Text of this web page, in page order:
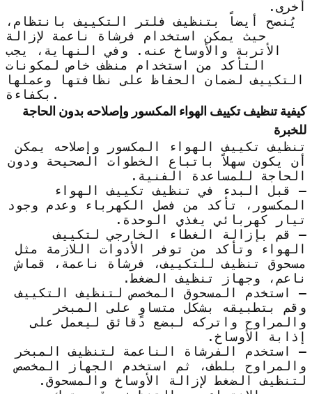
أخرى.
يُنصح أيضاً بتنظيف فلتر التكييف بانتظام،
حيث يمكن استخدام فرشاة ناعمة لإزالة
الأتربة والأوساخ عنه. وفي النهاية، يجب
التأكد من استخدام منظف خاص لمكونات
التكييف لضمان الحفاظ على نظافتها وعملها
بكفاءة.
كيفية تنظيف تكييف الهواء المكسور وإصلاحه بدون الحاجة
للخبرة
تنظيف تكييف الهواء المكسور وإصلاحه يمكن
أن يكون سهلاً باتباع الخطوات الصحيحة ودون
الحاجة للمساعدة الفنية.
– قبل البدء في تنظيف تكييف الهواء
المكسور، تأكد من فصل الكهرباء وعدم وجود
تيار كهربائي يغذي الوحدة.
– قم بإزالة الغطاء الخارجي لتكييف
الهواء وتأكد من توفر الأدوات اللازمة مثل
مسحوق تنظيف للتكييف، فرشاة ناعمة، قماش
ناعم، وجهاز تنظيف الضغط.
– استخدم المسحوق المخصص لتنظيف التكييف
وقم بتطبيقه بشكل متساوٍ على المبخر
والمراوح واتركه لبضع دقائق ليعمل على
إذابة الأوساخ.
– استخدم الفرشاة الناعمة لتنظيف المبخر
والمراوح بلطف، ثم استخدم الجهاز المخصص
لتنظيف الضغط لإزالة الأوساخ والمسحوق.